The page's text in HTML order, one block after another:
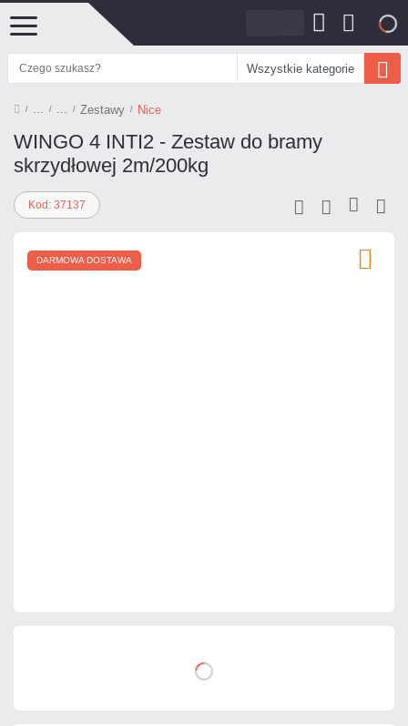
Wszystkie kategorie
Zestawy Nice
WINGO 4 INTI2 - Zestaw do bramy
skrzydłowej 2m/200kg
Kod: 37137
DARMOWA DOSTAWA